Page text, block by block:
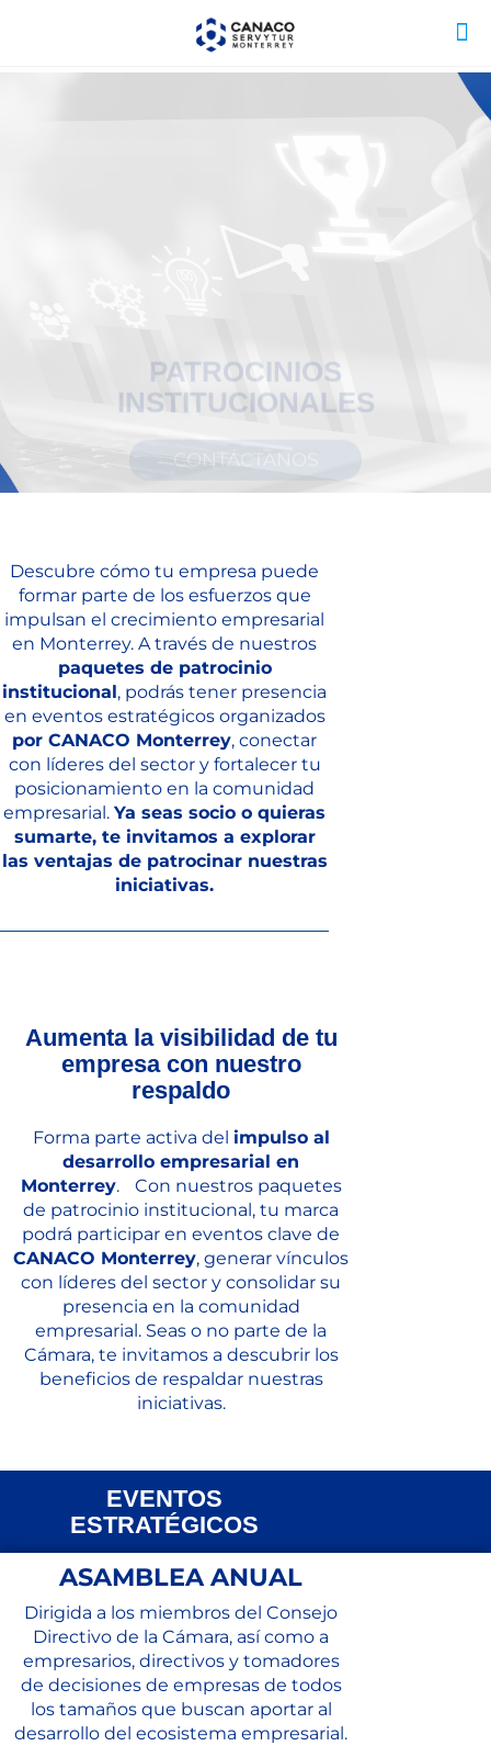
PATROCINIOS
INSTITUCIONALES
CONTÁCTANOS
Descubre cómo tu empresa puede
formar parte de los esfuerzos que
impulsan el crecimiento empresarial
en Monterrey. A través de nuestros
paquetes de patrocinio
institucional, podrás tener presencia
en eventos estratégicos organizados
por CANACO Monterrey, conectar
con líderes del sector y fortalecer tu
posicionamiento en la comunidad
empresarial. Ya seas socio o quieras
sumarte, te invitamos a explorar
las ventajas de patrocinar nuestras
iniciativas.
Aumenta la visibilidad de tu
empresa con nuestro
respaldo
Forma parte activa del impulso al
desarrollo empresarial en
Monterrey. Con nuestros paquetes
de patrocinio institucional, tu marca
podrá participar en eventos clave de
CANACO Monterrey, generar vínculos
con líderes del sector y consolidar su
presencia en la comunidad
empresarial. Seas o no parte de la
Cámara, te invitamos a descubrir los
beneficios de respaldar nuestras
iniciativas.
EVENTOS
ESTRATÉGICOS
ASAMBLEA ANUAL
Dirigida a los miembros del Consejo
Directivo de la Cámara, así como a
empresarios, directivos y tomadores
de decisiones de empresas de todos
los tamaños que buscan aportar al
desarrollo del ecosistema empresarial.